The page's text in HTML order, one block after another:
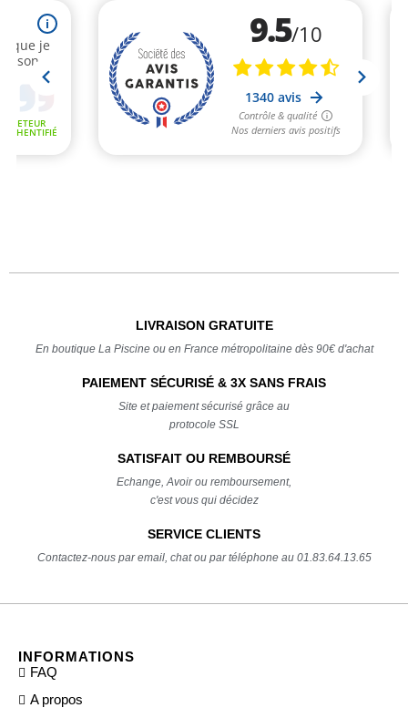
LIVRAISON GRATUITE
En boutique La Piscine ou en France métropolitaine dès 90€ d'achat
PAIEMENT SÉCURISÉ & 3X SANS FRAIS
Site et paiement sécurisé grâce au
protocole SSL
SATISFAIT OU REMBOURSÉ
Echange, Avoir ou remboursement,
c'est vous qui décidez
SERVICE CLIENTS
Contactez-nous par email, chat ou par téléphone au 01.83.64.13.65
INFORMATIONS
FAQ
A propos